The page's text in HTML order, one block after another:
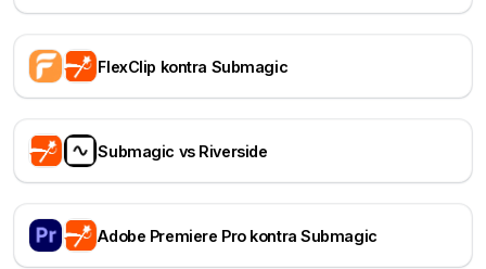
FlexClip kontra Submagic
Submagic vs Riverside
Adobe Premiere Pro kontra Submagic